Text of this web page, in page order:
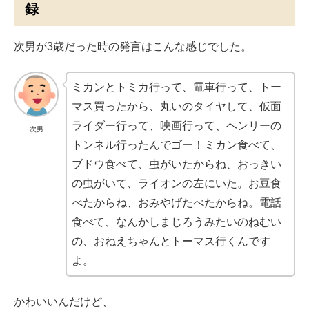
録
次男が3歳だった時の発言はこんな感じでした。
次男
ミカンとトミカ行って、電車行って、トー
マス買ったから、丸いのタイヤして、仮面
ライダー行って、映画行って、ヘンリーの
トンネル行ったんでゴー！ミカン食べて、
ブドウ食べて、虫がいたからね、おっきい
の虫がいて、ライオンの左にいた。お豆食
べたからね、おみやげたべたからね。電話
食べて、なんかしまじろうみたいのねむい
の、おねえちゃんとトーマス行くんです
よ。
かわいいんだけど、